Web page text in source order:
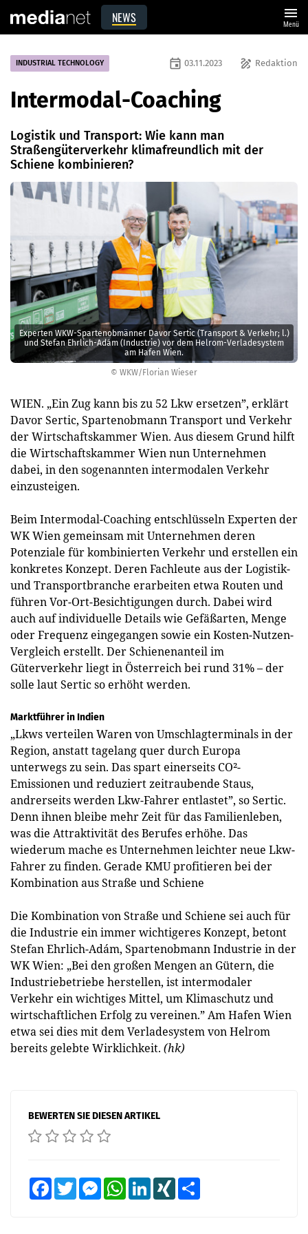
NEWS menu
Menü
© WKW/Florian Wieser
Experten WKW-Spartenobmänner Davor Sertic (Transport & Verkehr; l.)
und Stefan Ehrlich-Adám (Industrie) vor dem Helrom-Verladesystem
am Hafen Wien.
INDUSTRIAL TECHNOLOGY draw Redaktion
event 03.11.2023
Intermodal-Coaching
Logistik und Transport: Wie kann man
Straßengüterverkehr klimafreundlich mit der
Schiene kombinieren?
WIEN. „Ein Zug kann bis zu 52 Lkw ersetzen”, erklärt
Davor Sertic, Spartenobmann Transport und Verkehr
der Wirtschaftskammer Wien. Aus diesem Grund hilft
die Wirtschaftskammer Wien nun Unternehmen
dabei, in den sogenannten intermodalen Verkehr
einzusteigen.
Beim Intermodal-Coaching entschlüsseln Experten der
WK Wien gemeinsam mit Unternehmen deren
Potenziale für kombinierten Verkehr und erstellen ein
konkretes Konzept. Deren Fachleute aus der Logistik-
und Transportbranche erarbeiten etwa Routen und
führen Vor-Ort-Besichtigungen durch. Dabei wird
auch auf individuelle Details wie Gefäßarten, Menge
oder Frequenz eingegangen sowie ein Kosten-Nutzen-
Vergleich erstellt. Der Schienenanteil im
Güterverkehr liegt in Österreich bei rund 31% – der
solle laut Sertic so erhöht werden.
Marktführer in Indien
„Lkws verteilen Waren von Umschlagterminals in der
Region, anstatt tagelang quer durch Europa
unterwegs zu sein. Das spart einerseits CO²-
Emissionen und reduziert zeitraubende Staus,
andrerseits werden Lkw-Fahrer entlastet”, so Sertic.
Denn ihnen bleibe mehr Zeit für das Familienleben,
was die Attraktivität des Berufes erhöhe. Das
wiederum mache es Unternehmen leichter neue Lkw-
Fahrer zu finden. Gerade KMU profitieren bei der
Kombination aus Straße und Schiene
Die Kombination von Straße und Schiene sei auch für
die Industrie ein immer wichtigeres Konzept, betont
Stefan Ehrlich-Adám, Spartenobmann Industrie in der
WK Wien: „Bei den großen Mengen an Gütern, die
Industriebetriebe herstellen, ist intermodaler
Verkehr ein wichtiges Mittel, um Klimaschutz und
wirtschaftlichen Erfolg zu vereinen.” Am Hafen Wien
etwa sei dies mit dem Verladesystem von Helrom
bereits gelebte Wirklichkeit. (hk)
BEWERTEN SIE DIESEN ARTIKEL
FacebookTwitter MessengerWhatsAppLinkedInXING